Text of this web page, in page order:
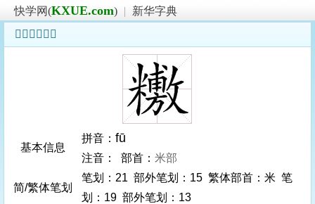
快学网(KXUE.com) |
新华字典
𥼼字基本信息
基本信息
拼音： fū
注音： 部首： 米部
简/繁体笔划
笔划：21 部外笔划：15 繁体部首：米 笔
划：19 部外笔划：13